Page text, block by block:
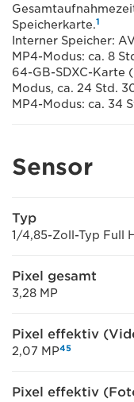
Speicherkarte.1
Interner Speicher:
MP4-Modus: ca. 8
64-GB-SDXC-Karte
Modus, ca. 24 Std.
MP4-Modus: ca. 34
Sensor
Typ
1/4,85-Zoll-Typ Full
Pixel gesamt
3,28 MP
Pixel effektiv
2,07 MP45
Pixel effektiv